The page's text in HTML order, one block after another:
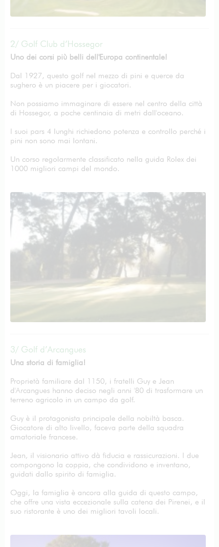
2/ Golf Club d’Hossegor
Uno dei corsi più belli dell'Europa continentale!
Dal 1927, questo golf nel mezzo di pini e querce da
sughero è un piacere per i giocatori.
Non possiamo immaginare di essere nel centro della città
di Hossegor, a poche centinaia di metri dall'oceano.
I suoi pars 4 lunghi richiedono potenza e controllo perché i
pini non sono mai lontani.
Un corso regolarmente classificato nella guida Rolex dei
1000 migliori campi del mondo.
3/ Golf d’Arcangues
Una storia di famiglia!
Proprietà familiare dal 1150, i fratelli Guy e Jean
d'Arcangues hanno deciso negli anni '80 di trasformare un
terreno agricolo in un campo da golf.
Guy è il protagonista principale della nobiltà basca.
Giocatore di alto livello, faceva parte della squadra
amatoriale francese.
Jean, il visionario attivo dà fiducia e rassicurazioni. I due
compongono la coppia, che condividono e inventano,
guidati dallo spirito di famiglia.
Oggi, la famiglia è ancora alla guida di questo campo,
che offre una vista eccezionale sulla catena dei Pirenei, e il
suo ristorante è uno dei migliori tavoli locali.